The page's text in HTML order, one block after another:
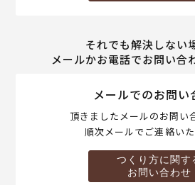
それでも解決しない
メールかお電話でお問い合
メールでのお問い
頂きましたメールのお問い
順次メールでご連絡いた
つくり方に関す
お問い合わせ